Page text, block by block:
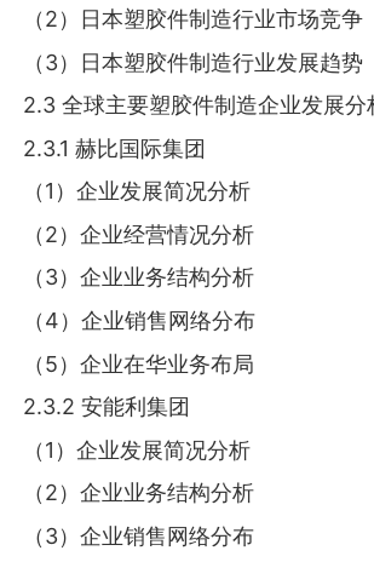
（2）日本塑胶件制造行业市场竞争
（3）日本塑胶件制造行业发展趋势
2.3 全球主要塑胶件制造企业发展分
2.3.1 赫比国际集团
（1）企业发展简况分析
（2）企业经营情况分析
（3）企业业务结构分析
（4）企业销售网络分布
（5）企业在华业务布局
2.3.2 安能利集团
（1）企业发展简况分析
（2）企业业务结构分析
（3）企业销售网络分布